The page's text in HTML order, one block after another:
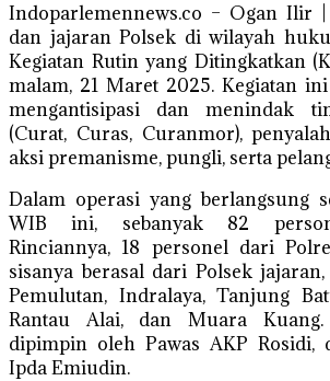
Indoparlemennews.co – Ogan Ilir
dan jajaran Polsek di wilayah
Kegiatan Rutin yang Ditingkatkan
malam, 21 Maret 2025. Kegiatan
mengantisipasi dan menindak
(Curat, Curas, Curanmor),
aksi premanisme, pungli, serta
Dalam operasi yang berlangsung
WIB ini, sebanyak 82
Rinciannya, 18 personel dari
sisanya berasal dari Polsek
Pemulutan, Indralaya, Tanjung
Rantau Alai, dan Muara
dipimpin oleh Pawas AKP Rosidi,
Ipda Emiudin.